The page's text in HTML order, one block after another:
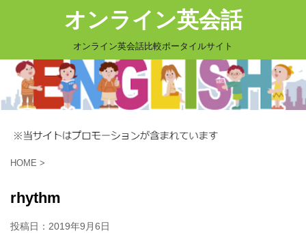
オンライン英会話
オンライン英会話比較ポータイルサイト
HOME >
rhythm
投稿日： 2019年9月6日